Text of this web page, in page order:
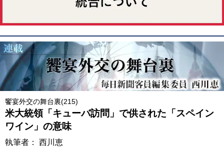
饗宴外交の舞台裏(215)
米大統領「キューバ訪問」で供された「スペイン
ワイン」の意味
執筆者： 西川恵